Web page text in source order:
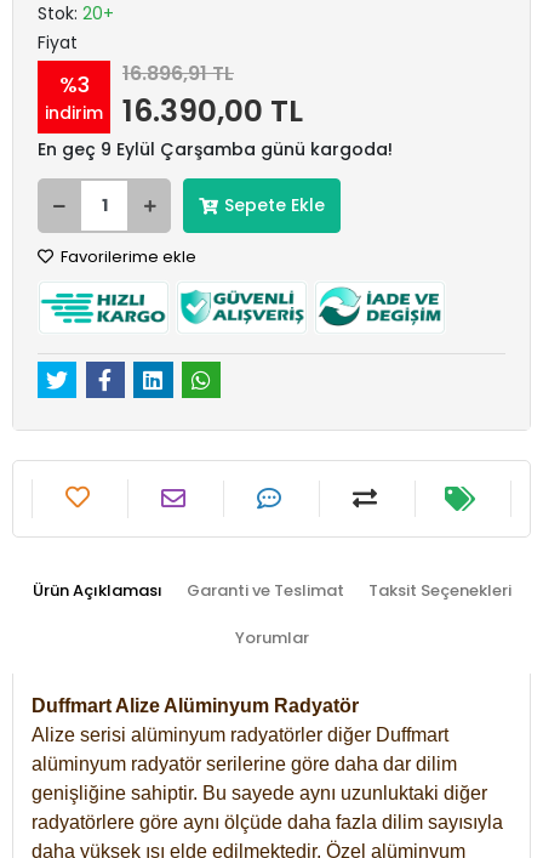
Stok: 20+
Fiyat
%3
indirim
16.896,91 TL
16.390,00 TL
En geç 9 Eylül Çarşamba günü kargoda!
Sepete Ekle
Favorilerime ekle
Ürün Açıklaması Garanti ve Teslimat Taksit Seçenekleri
Yorumlar
Duffmart Alize Alüminyum Radyatör
Alize serisi alüminyum radyatörler diğer Duffmart
alüminyum radyatör serilerine göre daha dar dilim
genişliğine sahiptir. Bu sayede aynı uzunluktaki diğer
radyatörlere göre aynı ölçüde daha fazla dilim sayısıyla
daha yüksek ısı elde edilmektedir. Özel alüminyum